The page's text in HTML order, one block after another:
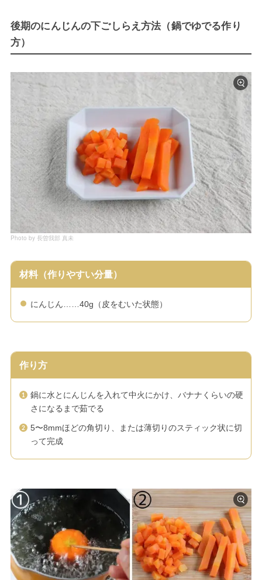
後期のにんじんの下ごしらえ方法（鍋でゆでる作り
方）
Photo by 長曽我部 真未
材料（作りやすい分量）
にんじん……40g（皮をむいた状態）
作り方
鍋に水とにんじんを入れて中火にかけ、バナナくらいの硬
さになるまで茹でる
5〜8mmほどの角切り、または薄切りのスティック状に切
って完成